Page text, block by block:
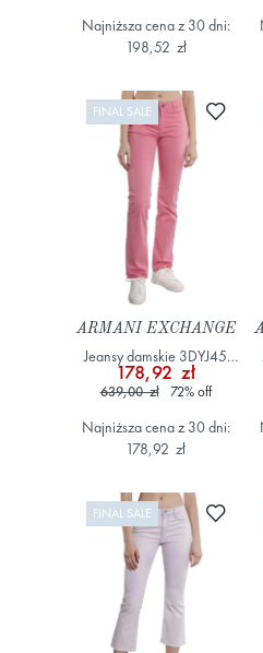
Najniższa cena z 30 dni:
198,52 zł
FINAL SALE
ARMANI EXCHANGE
Jeansy damskie 3DYJ45
Y2VLZ Różowy
178,92 zł
639,00 zł 72%off
Najniższa cena z 30 dni:
178,92 zł
FINAL SALE